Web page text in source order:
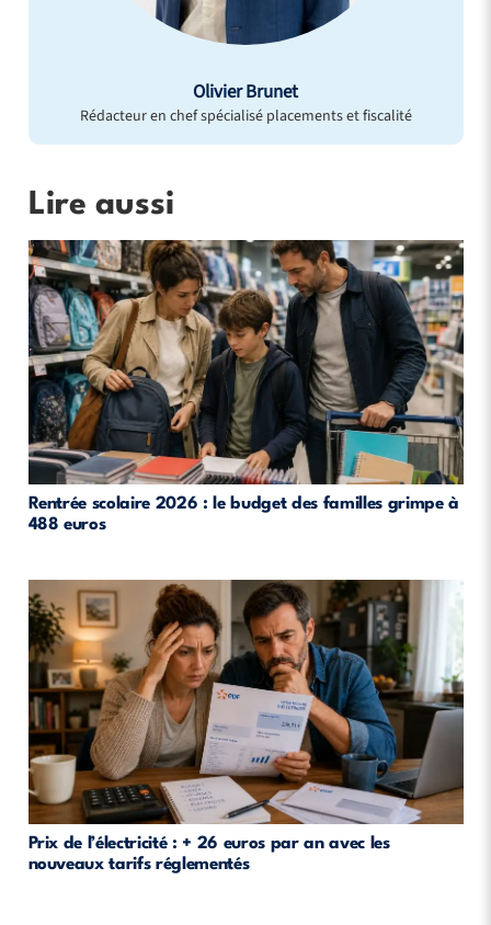
Olivier Brunet
Rédacteur en chef spécialisé placements et fiscalité
Lire aussi
Rentrée scolaire 2026 : le budget des familles grimpe à
488 euros
Prix de l’électricité : + 26 euros par an avec les
nouveaux tarifs réglementés